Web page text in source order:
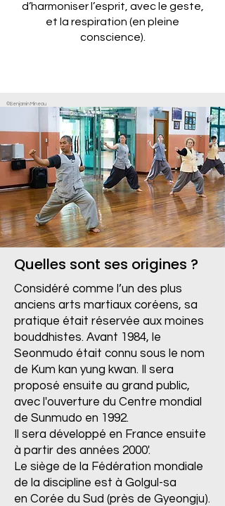
d’harmoniser l’esprit, avec le geste,
et la respiration (en pleine
conscience).
Quelles sont ses origines ?
Considéré comme l’un des plus
anciens arts martiaux coréens, sa
pratique était réservée aux moines
bouddhistes. Avant 1984, le
Seonmudo était connu sous le nom
de Kum kan yung kwan. Il sera
proposé ensuite au grand public,
avec l'ouverture du Centre mondial
de Sunmudo en 1992.
Il sera développé en France ensuite
à partir des années 2000'.
Le siège de la Fédération mondiale
de la discipline est à Golgul-sa
en Corée du Sud (près de Gyeongju).
©Benjamin Mineau